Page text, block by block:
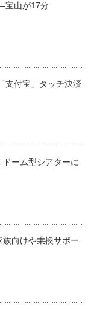
宝山が17分
支付宝」タッチ決済
ドーム型シアターに
向けや乗換サポー